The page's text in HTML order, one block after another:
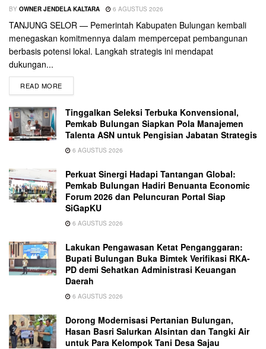
BY OWNER JENDELA KALTARA 6 AGUSTUS 2026
TANJUNG SELOR — Pemerintah Kabupaten Bulungan kembali
menegaskan komitmennya dalam mempercepat pembangunan
berbasis potensi lokal. Langkah strategis ini mendapat
dukungan...
READ MORE
Tinggalkan Seleksi Terbuka Konvensional,
Pemkab Bulungan Siapkan Pola Manajemen
Talenta ASN untuk Pengisian Jabatan Strategis
6 AGUSTUS 2026
Perkuat Sinergi Hadapi Tantangan Global:
Pemkab Bulungan Hadiri Benuanta Economic
Forum 2026 dan Peluncuran Portal Siap
SiGapKU
6 AGUSTUS 2026
Lakukan Pengawasan Ketat Penganggaran:
Bupati Bulungan Buka Bimtek Verifikasi RKA-
PD demi Sehatkan Administrasi Keuangan
Daerah
6 AGUSTUS 2026
Dorong Modernisasi Pertanian Bulungan,
Hasan Basri Salurkan Alsintan dan Tangki Air
untuk Para Kelompok Tani Desa Sajau